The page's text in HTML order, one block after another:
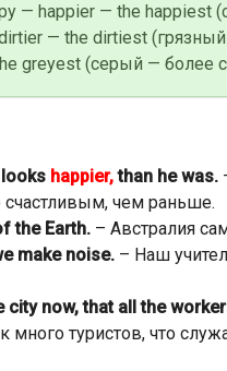
— happier — the happiest
— the dirtiest
greyest (серый — более
happier,than he was.
чем раньше.
the Earth. – Австралия
make noise. – Наш
city now, that all the
много туристов, что